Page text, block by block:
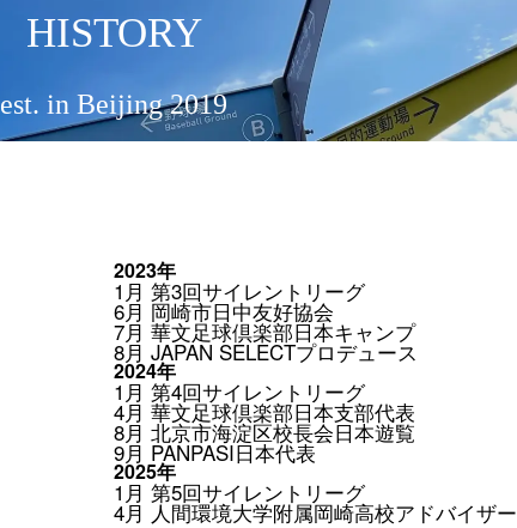
HISTORY
est. in Beijing 2019
2023年
1月 第3回サイレントリーグ
6月 岡崎市日中友好協会
7月 華文足球倶楽部日本キャンプ
8月 JAPAN SELECTプロデュース
2024年
1月 第4回サイレントリーグ
4月 華文足球倶楽部日本支部代表
8月 北京市海淀区校長会日本遊覧
9月 PANPASI日本代表
2025年
1月 第5回サイレントリーグ
4月 人間環境大学附属岡崎高校アドバイザー